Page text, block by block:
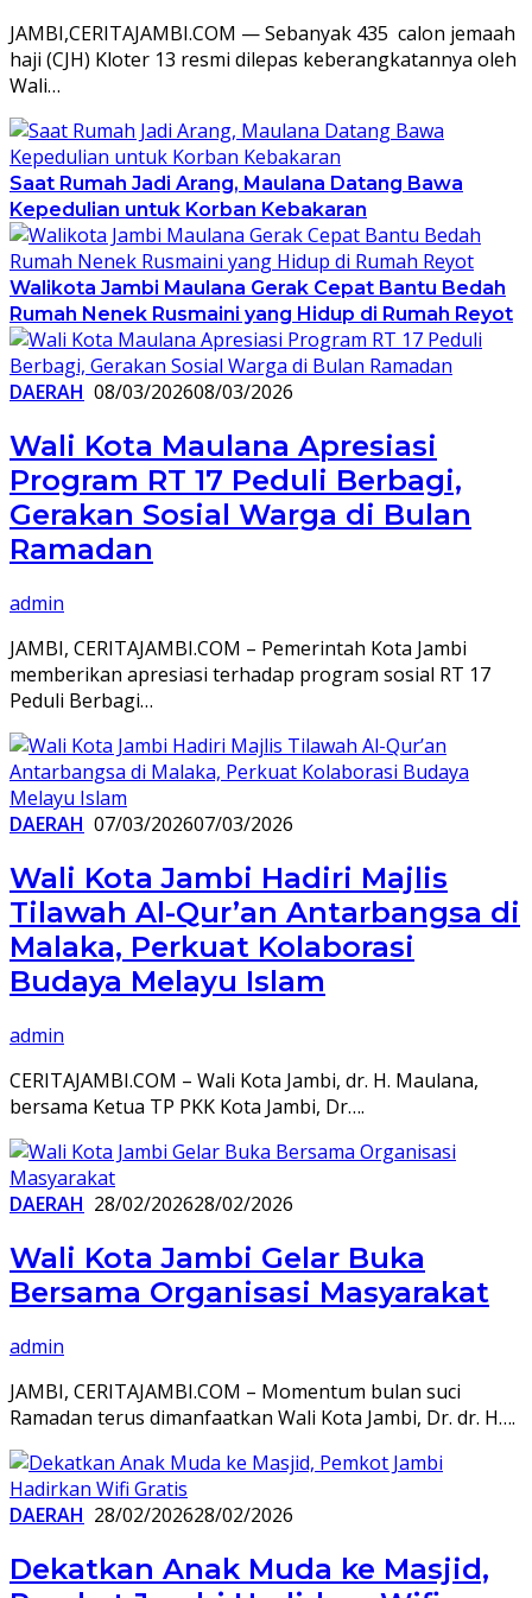
JAMBI,CERITAJAMBI.COM — Sebanyak 435 calon jemaah
haji (CJH) Kloter 13 resmi dilepas keberangkatannya oleh
Wali…
Saat Rumah Jadi Arang, Maulana Datang Bawa
Kepedulian untuk Korban Kebakaran
Walikota Jambi Maulana Gerak Cepat Bantu Bedah
Rumah Nenek Rusmaini yang Hidup di Rumah Reyot
DAERAH 08/03/202608/03/2026
Wali Kota Maulana Apresiasi
Program RT 17 Peduli Berbagi,
Gerakan Sosial Warga di Bulan
Ramadan
admin
JAMBI, CERITAJAMBI.COM – Pemerintah Kota Jambi
memberikan apresiasi terhadap program sosial RT 17
Peduli Berbagi…
DAERAH 07/03/202607/03/2026
Wali Kota Jambi Hadiri Majlis
Tilawah Al-Qur’an Antarbangsa di
Malaka, Perkuat Kolaborasi
Budaya Melayu Islam
admin
CERITAJAMBI.COM – Wali Kota Jambi, dr. H. Maulana,
bersama Ketua TP PKK Kota Jambi, Dr….
DAERAH 28/02/202628/02/2026
Wali Kota Jambi Gelar Buka
Bersama Organisasi Masyarakat
admin
JAMBI, CERITAJAMBI.COM – Momentum bulan suci
Ramadan terus dimanfaatkan Wali Kota Jambi, Dr. dr. H….
DAERAH 28/02/202628/02/2026
Dekatkan Anak Muda ke Masjid,